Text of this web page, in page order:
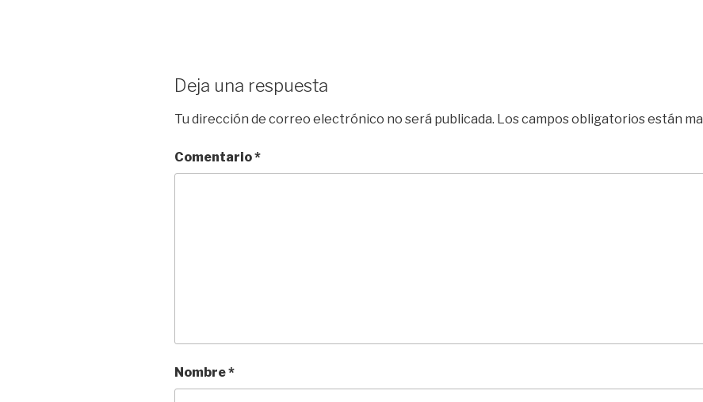
Deja una respuesta
Tu dirección de correo electrónico no será publicada. Los campos obligatorios están
Comentario*
Nombre*